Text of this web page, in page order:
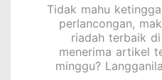
Tidak mahu
perlancongan,
riadah terbaik
menerima artikel
minggu?